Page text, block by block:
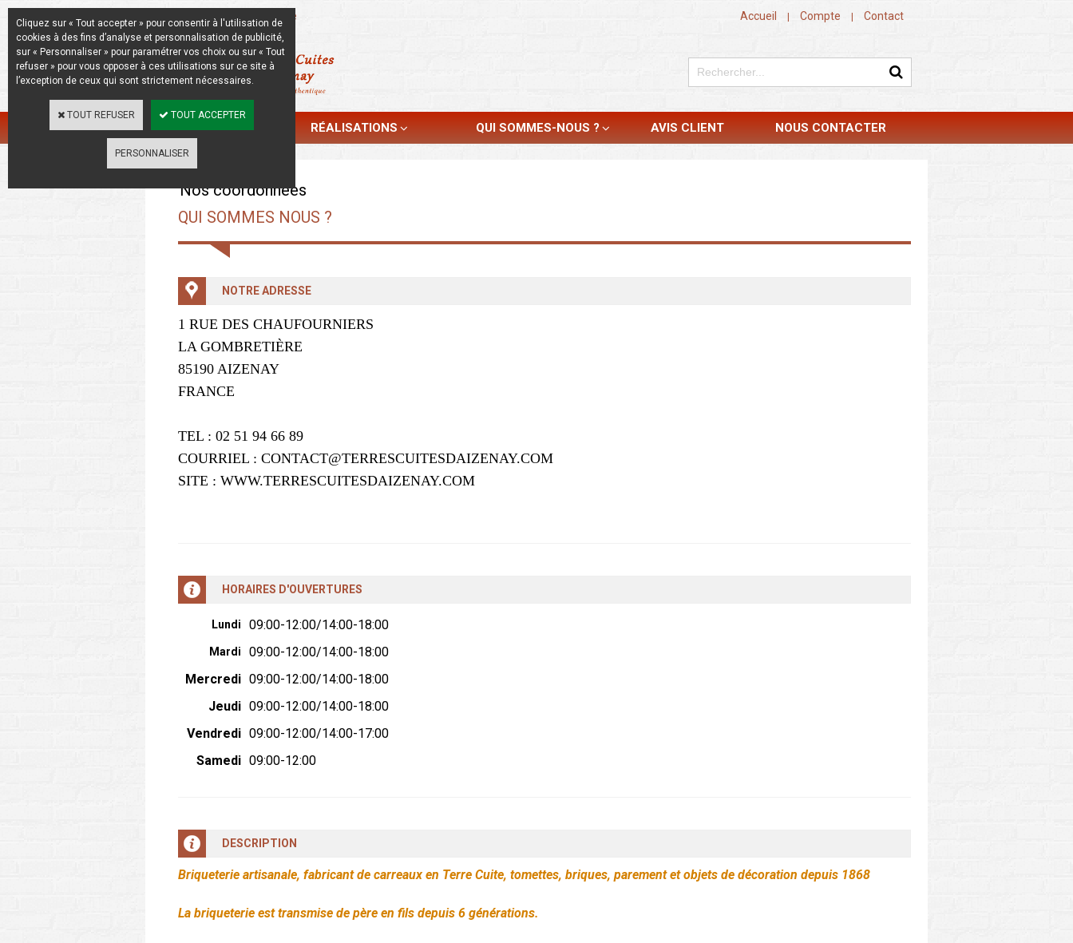
La Beauté de l'Authentique Accueil | Compte | Contact
CATALOGUE RÉALISATIONS QUI SOMMES-NOUS ? AVIS CLIENT NOUS CONTACTER
Nos coordonnées
QUI SOMMES NOUS ?
NOTRE ADRESSE
1 RUE DES CHAUFOURNIERS
LA GOMBRETIÈRE
85190 AIZENAY
FRANCE
TEL : 02 51 94 66 89
COURRIEL : CONTACT@TERRESCUITESDAIZENAY.COM
SITE : WWW.TERRESCUITESDAIZENAY.COM
HORAIRES D'OUVERTURES
Lundi 09:00-12:00/14:00-18:00
Mardi
09:00-12:00/14:00-18:00
Mercredi 09:00-12:00/14:00-18:00
Jeudi 09:00-12:00/14:00-18:00
Vendredi 09:00-12:00/14:00-17:00
Samedi 09:00-12:00
DESCRIPTION
Briqueterie artisanale, fabricant de carreaux en Terre Cuite, tomettes, briques, parement et objets de décoration depuis 1868
La briqueterie est transmise de père en fils depuis 6 générations.
Cliquez sur « Tout accepter » pour consentir à l'utilisation de
cookies à des fins d’analyse et personnalisation de publicité,
sur « Personnaliser » pour paramétrer vos choix ou sur « Tout
refuser » pour vous opposer à ces utilisations sur ce site à
l’exception de ceux qui sont strictement nécessaires.
TOUT REFUSER TOUT ACCEPTER
PERSONNALISER